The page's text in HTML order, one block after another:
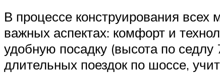
В процессе конструирования
важных аспектах: комфорт и
удобную посадку (высота по седлу
длительных поездок по шоссе,